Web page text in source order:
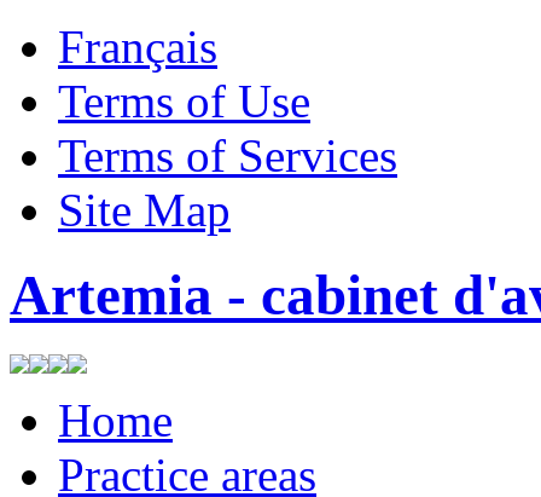
Français
Terms of Use
Terms of Services
Site Map
Artemia - cabinet
Home
Practice areas